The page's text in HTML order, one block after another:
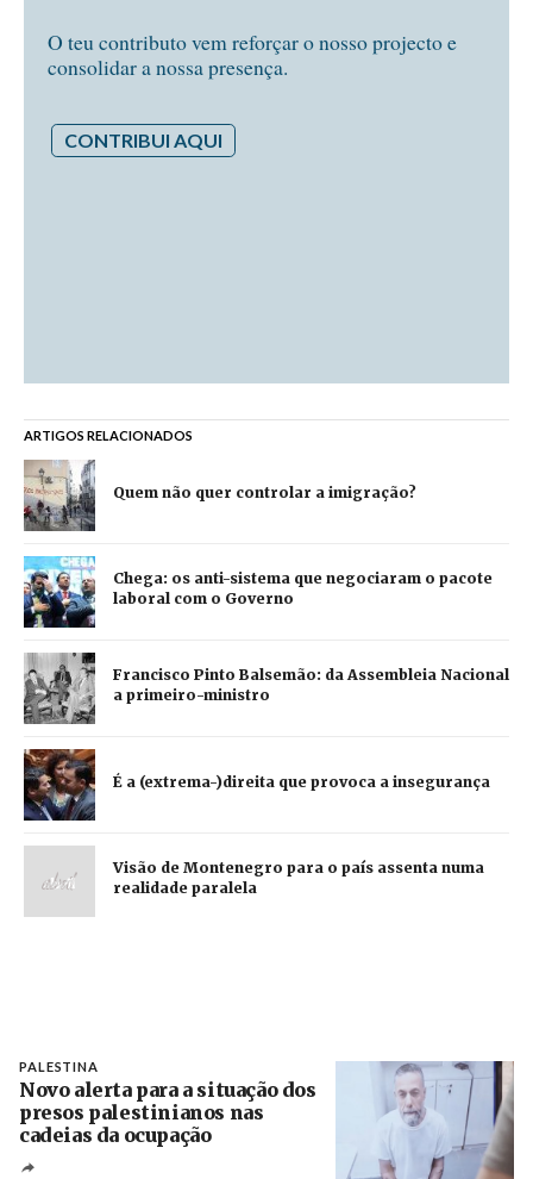
O teu contributo vem reforçar o nosso projecto e
consolidar a nossa presença.
CONTRIBUI AQUI
ARTIGOS RELACIONADOS
Quem não quer controlar a imigração?
Chega: os anti-sistema que negociaram o pacote
laboral com o Governo
Francisco Pinto Balsemão: da Assembleia Nacional
a primeiro-ministro
É a (extrema-)direita que provoca a insegurança
Visão de Montenegro para o país assenta numa
realidade paralela
PALESTINA
Novo alerta para a situação dos
presos palestinianos nas
cadeias da ocupação